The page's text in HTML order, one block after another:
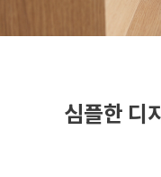
심플한 디